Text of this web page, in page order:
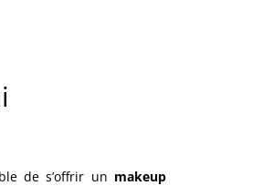
de s’offrir un makeup